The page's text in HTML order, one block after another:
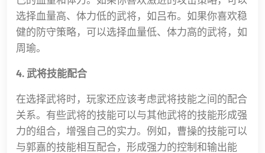
选择血量高、体力低的武将，如吕布。如果你喜欢稳
健的防守策略，可以选择血量低、体力高的武将，如
周瑜。
4. 武将技能配合
在选择武将时，玩家还应该考虑武将技能之间的配合
关系。有些武将的技能可以与其他武将的技能形成强
力的组合，增强自己的实力。例如，曹操的技能可以
与郭嘉的技能相互配合，形成强力的控制和输出能